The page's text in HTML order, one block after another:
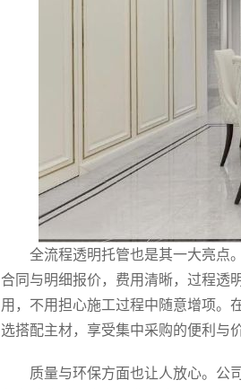
全流程透明托管也是其一大亮点
合同与明细报价，费用清晰，过程透
用，不用担心施工过程中随意增项。
选搭配主材，享受集中采购的便利与
质量与环保方面也让人放心。公